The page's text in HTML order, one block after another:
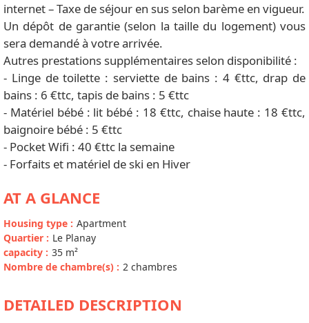
internet – Taxe de séjour en sus selon barème en vigueur.
Un dépôt de garantie (selon la taille du logement) vous
sera demandé à votre arrivée.
Autres prestations supplémentaires selon disponibilité :
- Linge de toilette : serviette de bains : 4 €ttc, drap de
bains : 6 €ttc, tapis de bains : 5 €ttc
- Matériel bébé : lit bébé : 18 €ttc, chaise haute : 18 €ttc,
baignoire bébé : 5 €ttc
- Pocket Wifi : 40 €ttc la semaine
- Forfaits et matériel de ski en Hiver
AT A GLANCE
Housing type : Apartment
Quartier : Le Planay
capacity : 35 m²
Nombre de chambre(s) : 2 chambres
DETAILED DESCRIPTION